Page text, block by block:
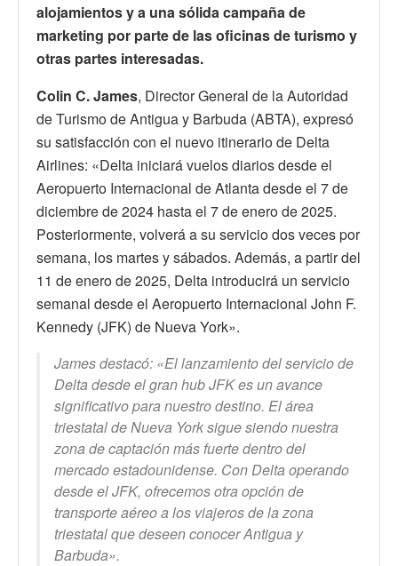
alojamientos y a una sólida campaña de
marketing por parte de las oficinas de turismo y
otras partes interesadas.
Colin C. James, Director General de la Autoridad
de Turismo de Antigua y Barbuda (ABTA), expresó
su satisfacción con el nuevo itinerario de Delta
Airlines: «Delta iniciará vuelos diarios desde el
Aeropuerto Internacional de Atlanta desde el 7 de
diciembre de 2024 hasta el 7 de enero de 2025.
Posteriormente, volverá a su servicio dos veces por
semana, los martes y sábados. Además, a partir del
11 de enero de 2025, Delta introducirá un servicio
semanal desde el Aeropuerto Internacional John F.
Kennedy (JFK) de Nueva York».
James destacó: «El lanzamiento del servicio de
Delta desde el gran hub JFK es un avance
significativo para nuestro destino. El área
triestatal de Nueva York sigue siendo nuestra
zona de captación más fuerte dentro del
mercado estadounidense. Con Delta operando
desde el JFK, ofrecemos otra opción de
transporte aéreo a los viajeros de la zona
triestatal que deseen conocer Antigua y
Barbuda».